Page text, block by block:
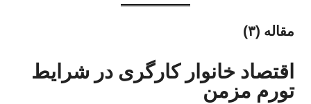
مقاله (۳)
اقتصاد خانوار کارگری در شرایط
تورم مزمن